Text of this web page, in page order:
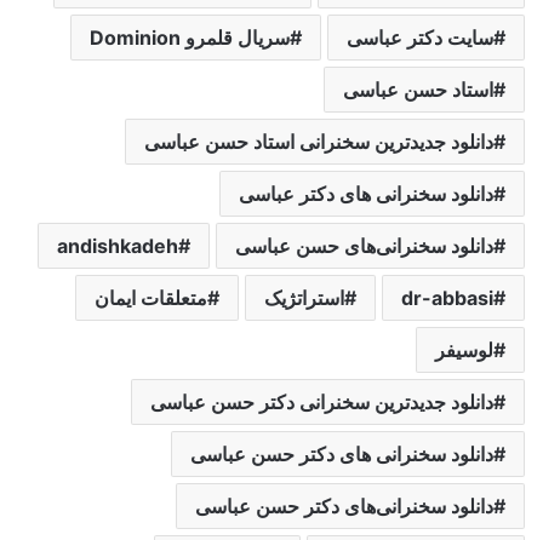
سایت دکتر عباسی سریال قلمرو Dominion
استاد حسن عباسی
دانلود جدیدترین سخنرانی استاد حسن عباسی
دانلود سخنرانی های دکتر عباسی
دانلود سخنرانی‌های حسن عباسی andishkadeh
dr-abbasi استراتژیک متعلقات ایمان
لوسیفر
دانلود جدیدترین سخنرانی دکتر حسن عباسی
دانلود سخنرانی های دکتر حسن عباسی
دانلود سخنرانی‌های دکتر حسن عباسی